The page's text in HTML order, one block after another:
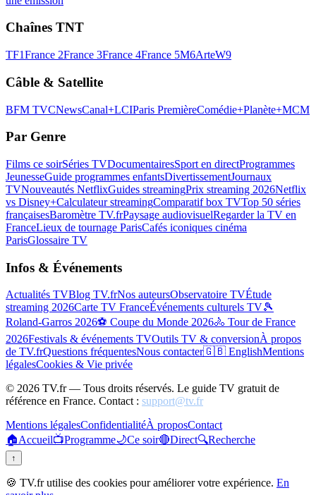
Chaînes TNT
TF1France 2France 3France 4France 5M6ArteW9
Câble & Satellite
BFM TVCNewsCanal+LCIParis PremièreComédie+Planète+MCM
Par Genre
Films ce soirSéries TVDocumentairesSport en directProgrammes
JeunesseGuide programmes enfantsDivertissementJournaux
TVNouveautés NetflixGuides streamingPrix streaming 2026Netflix
vs Disney+Calculateur streamingComparatif box TVTop 50 séries
françaisesBaromètre TV.frPaysage audiovisuelRegarder la TV en
FranceLieux de tournage ParisCafés iconiques cinéma
ParisGlossaire TV
Infos & Événements
Actualités TVBlog TV.frNos auteursObservatoire TVÉtude
streaming 2026Carte TV FranceÉvénements culturels TV🎾
Roland-Garros 2026⚽ Coupe du Monde 2026🚴 Tour de France
2026Festivals & événements TVOutils TV & conversionÀ propos
de TV.frQuestions fréquentesNous contacter🇬🇧 EnglishMentions
légalesCookies & Vie privée
© 2026 TV.fr — Tous droits réservés. Le guide TV gratuit de
référence en France. Contact : support@tv.fr
Mentions légalesConfidentialitéÀ proposContact
🏠Accueil📺Programme🌙Ce soir🔴Direct🔍Recherche
↑
🍪 TV.fr utilise des cookies pour améliorer votre expérience. En